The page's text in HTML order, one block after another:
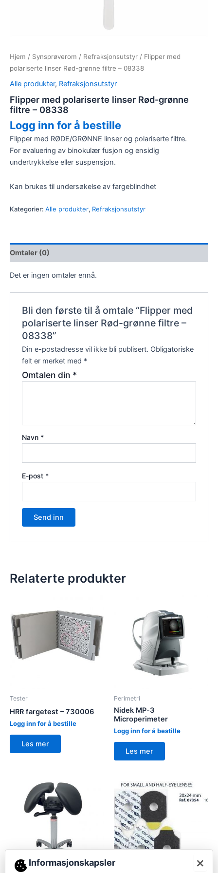
Hjem / Synsprøverom / Refraksjonsutstyr / Flipper med
polariserte linser Rød-grønne filtre – 08338
Alle produkter, Refraksjonsutstyr
Flipper med polariserte linser Rød-grønne
filtre – 08338
Logg inn for å bestille
Flipper med RØDE/GRØNNE linser og polariserte filtre.
For evaluering av binokulær fusjon og ensidig
undertrykkelse eller suspensjon.
Kan brukes til undersøkelse av fargeblindhet
Kategorier: Alle produkter, Refraksjonsutstyr
Omtaler (0)
Det er ingen omtaler ennå.
Bli den første til å omtale “Flipper med
polariserte linser Rød-grønne filtre –
08338”
Din e-postadresse vil ikke bli publisert. Obligatoriske
felt er merket med *
Omtalen din *
Navn *
E-post *
Relaterte produkter
Tester
HRR fargetest – 730006
Logg inn for å bestille
Les mer
Perimetri
Nidek MP-3
Microperimeter
Logg inn for å bestille
Les mer
×
Informasjonskapsler